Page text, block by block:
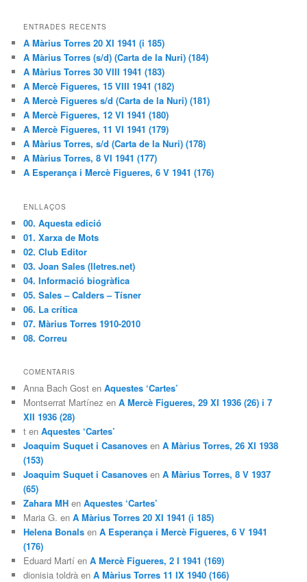
ENTRADES RECENTS
A Màrius Torres 20 XI 1941 (i 185)
A Màrius Torres (s/d) (Carta de la Nuri) (184)
A Màrius Torres 30 VIII 1941 (183)
A Mercè Figueres, 15 VIII 1941 (182)
A Mercè Figueres s/d (Carta de la Nuri) (181)
A Mercè Figueres, 12 VI 1941 (180)
A Mercè Figueres, 11 VI 1941 (179)
A Màrius Torres, s/d (Carta de la Nuri) (178)
A Màrius Torres, 8 VI 1941 (177)
A Esperança i Mercè Figueres, 6 V 1941 (176)
ENLLAÇOS
00. Aquesta edició
01. Xarxa de Mots
02. Club Editor
03. Joan Sales (lletres.net)
04. Informació biogràfica
05. Sales – Calders – Tísner
06. La crítica
07. Màrius Torres 1910-2010
08. Correu
COMENTARIS
Anna Bach Gost enAquestes ‘Cartes’
Montserrat Martínez enA Mercè Figueres, 29 XI 1936 (26) i 7
XII 1936 (28)
t enAquestes ‘Cartes’
Joaquim Suquet i Casanoves enA Màrius Torres, 26 XI 1938
(153)
Joaquim Suquet i Casanoves enA Màrius Torres, 8 V 1937
(65)
Zahara MH enAquestes ‘Cartes’
Maria G. enA Màrius Torres 20 XI 1941 (i 185)
Helena Bonals enA Esperança i Mercè Figueres, 6 V 1941
(176)
Eduard Martí enA Mercè Figueres, 2 I 1941 (169)
dionisia toldrà enA Màrius Torres 11 IX 1940 (166)